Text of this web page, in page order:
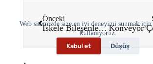
Web sitemizde size en iyi deneyimi sunmak için
kullanıyoruz.
Kabul et
Düşüş
Önceki
İskele Bileşenleri Rulo Şekillendirme Makineleri: 2025'te İnşaat Sektöründe Dönüşüm